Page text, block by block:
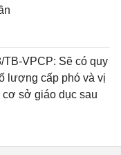
TB-VPCP: Sẽ có quy
lượng cấp phó và vị
cơ sở giáo dục sau